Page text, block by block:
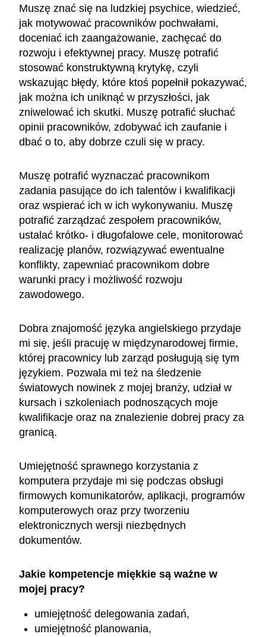
Muszę znać się na ludzkiej psychice, wiedzieć,
jak motywować pracowników pochwałami,
doceniać ich zaangażowanie, zachęcać do
rozwoju i efektywnej pracy. Muszę potrafić
stosować konstruktywną krytykę, czyli
wskazując błędy, które ktoś popełnił pokazywać,
jak można ich uniknąć w przyszłości, jak
zniwelować ich skutki. Muszę potrafić słuchać
opinii pracowników, zdobywać ich zaufanie i
dbać o to, aby dobrze czuli się w pracy.
Muszę potrafić wyznaczać pracownikom
zadania pasujące do ich talentów i kwalifikacji
oraz wspierać ich w ich wykonywaniu. Muszę
potrafić zarządzać zespołem pracowników,
ustalać krótko- i długofalowe cele, monitorować
realizację planów, rozwiązywać ewentualne
konflikty, zapewniać pracownikom dobre
warunki pracy i możliwość rozwoju
zawodowego.
Dobra znajomość języka angielskiego przydaje
mi się, jeśli pracuję w międzynarodowej firmie,
której pracownicy lub zarząd posługują się tym
językiem. Pozwala mi też na śledzenie
światowych nowinek z mojej branży, udział w
kursach i szkoleniach podnoszących moje
kwalifikacje oraz na znalezienie dobrej pracy za
granicą.
Umiejętność sprawnego korzystania z
komputera przydaje mi się podczas obsługi
firmowych komunikatorów, aplikacji, programów
komputerowych oraz przy tworzeniu
elektronicznych wersji niezbędnych
dokumentów.
Jakie kompetencje miękkie są ważne w
mojej pracy?
umiejętność delegowania zadań,
umiejętność planowania,